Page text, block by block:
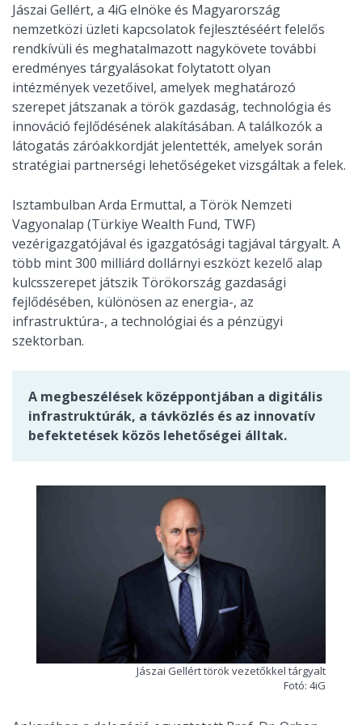
Jászai Gellért, a 4iG elnöke és Magyarország
nemzetközi üzleti kapcsolatok fejlesztéséért felelős
rendkívüli és meghatalmazott nagykövete további
eredményes tárgyalásokat folytatott olyan
intézmények vezetőivel, amelyek meghatározó
szerepet játszanak a török gazdaság, technológia és
innováció fejlődésének alakításában. A találkozók a
látogatás záróakkordját jelentették, amelyek során
stratégiai partnerségi lehetőségeket vizsgáltak a felek.
Isztambulban Arda Ermuttal, a Török Nemzeti
Vagyonalap (Türkiye Wealth Fund, TWF)
vezérigazgatójával és igazgatósági tagjával tárgyalt. A
több mint 300 milliárd dollárnyi eszközt kezelő alap
kulcsszerepet játszik Törökország gazdasági
fejlődésében, különösen az energia-, az
infrastruktúra-, a technológiai és a pénzügyi
szektorban.
A megbeszélések középpontjában a digitális
infrastruktúrák, a távközlés és az innovatív
befektetések közös lehetőségei álltak.
Jászai Gellért török vezetőkkel tárgyalt
Fotó: 4iG